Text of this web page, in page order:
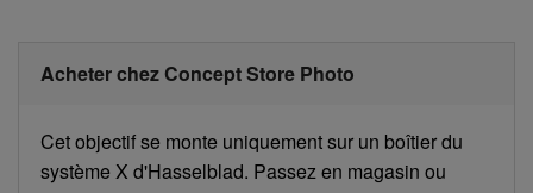
Acheter chez Concept Store Photo
Cet objectif se monte uniquement sur un boîtier du
système X d'Hasselblad. Passez en magasin ou